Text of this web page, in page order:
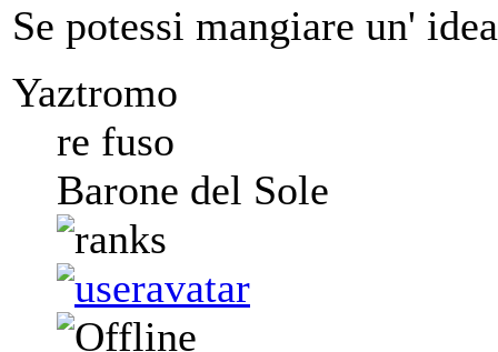
Se potessi mangiare un'
Yaztromo
re fuso
Barone del Sole